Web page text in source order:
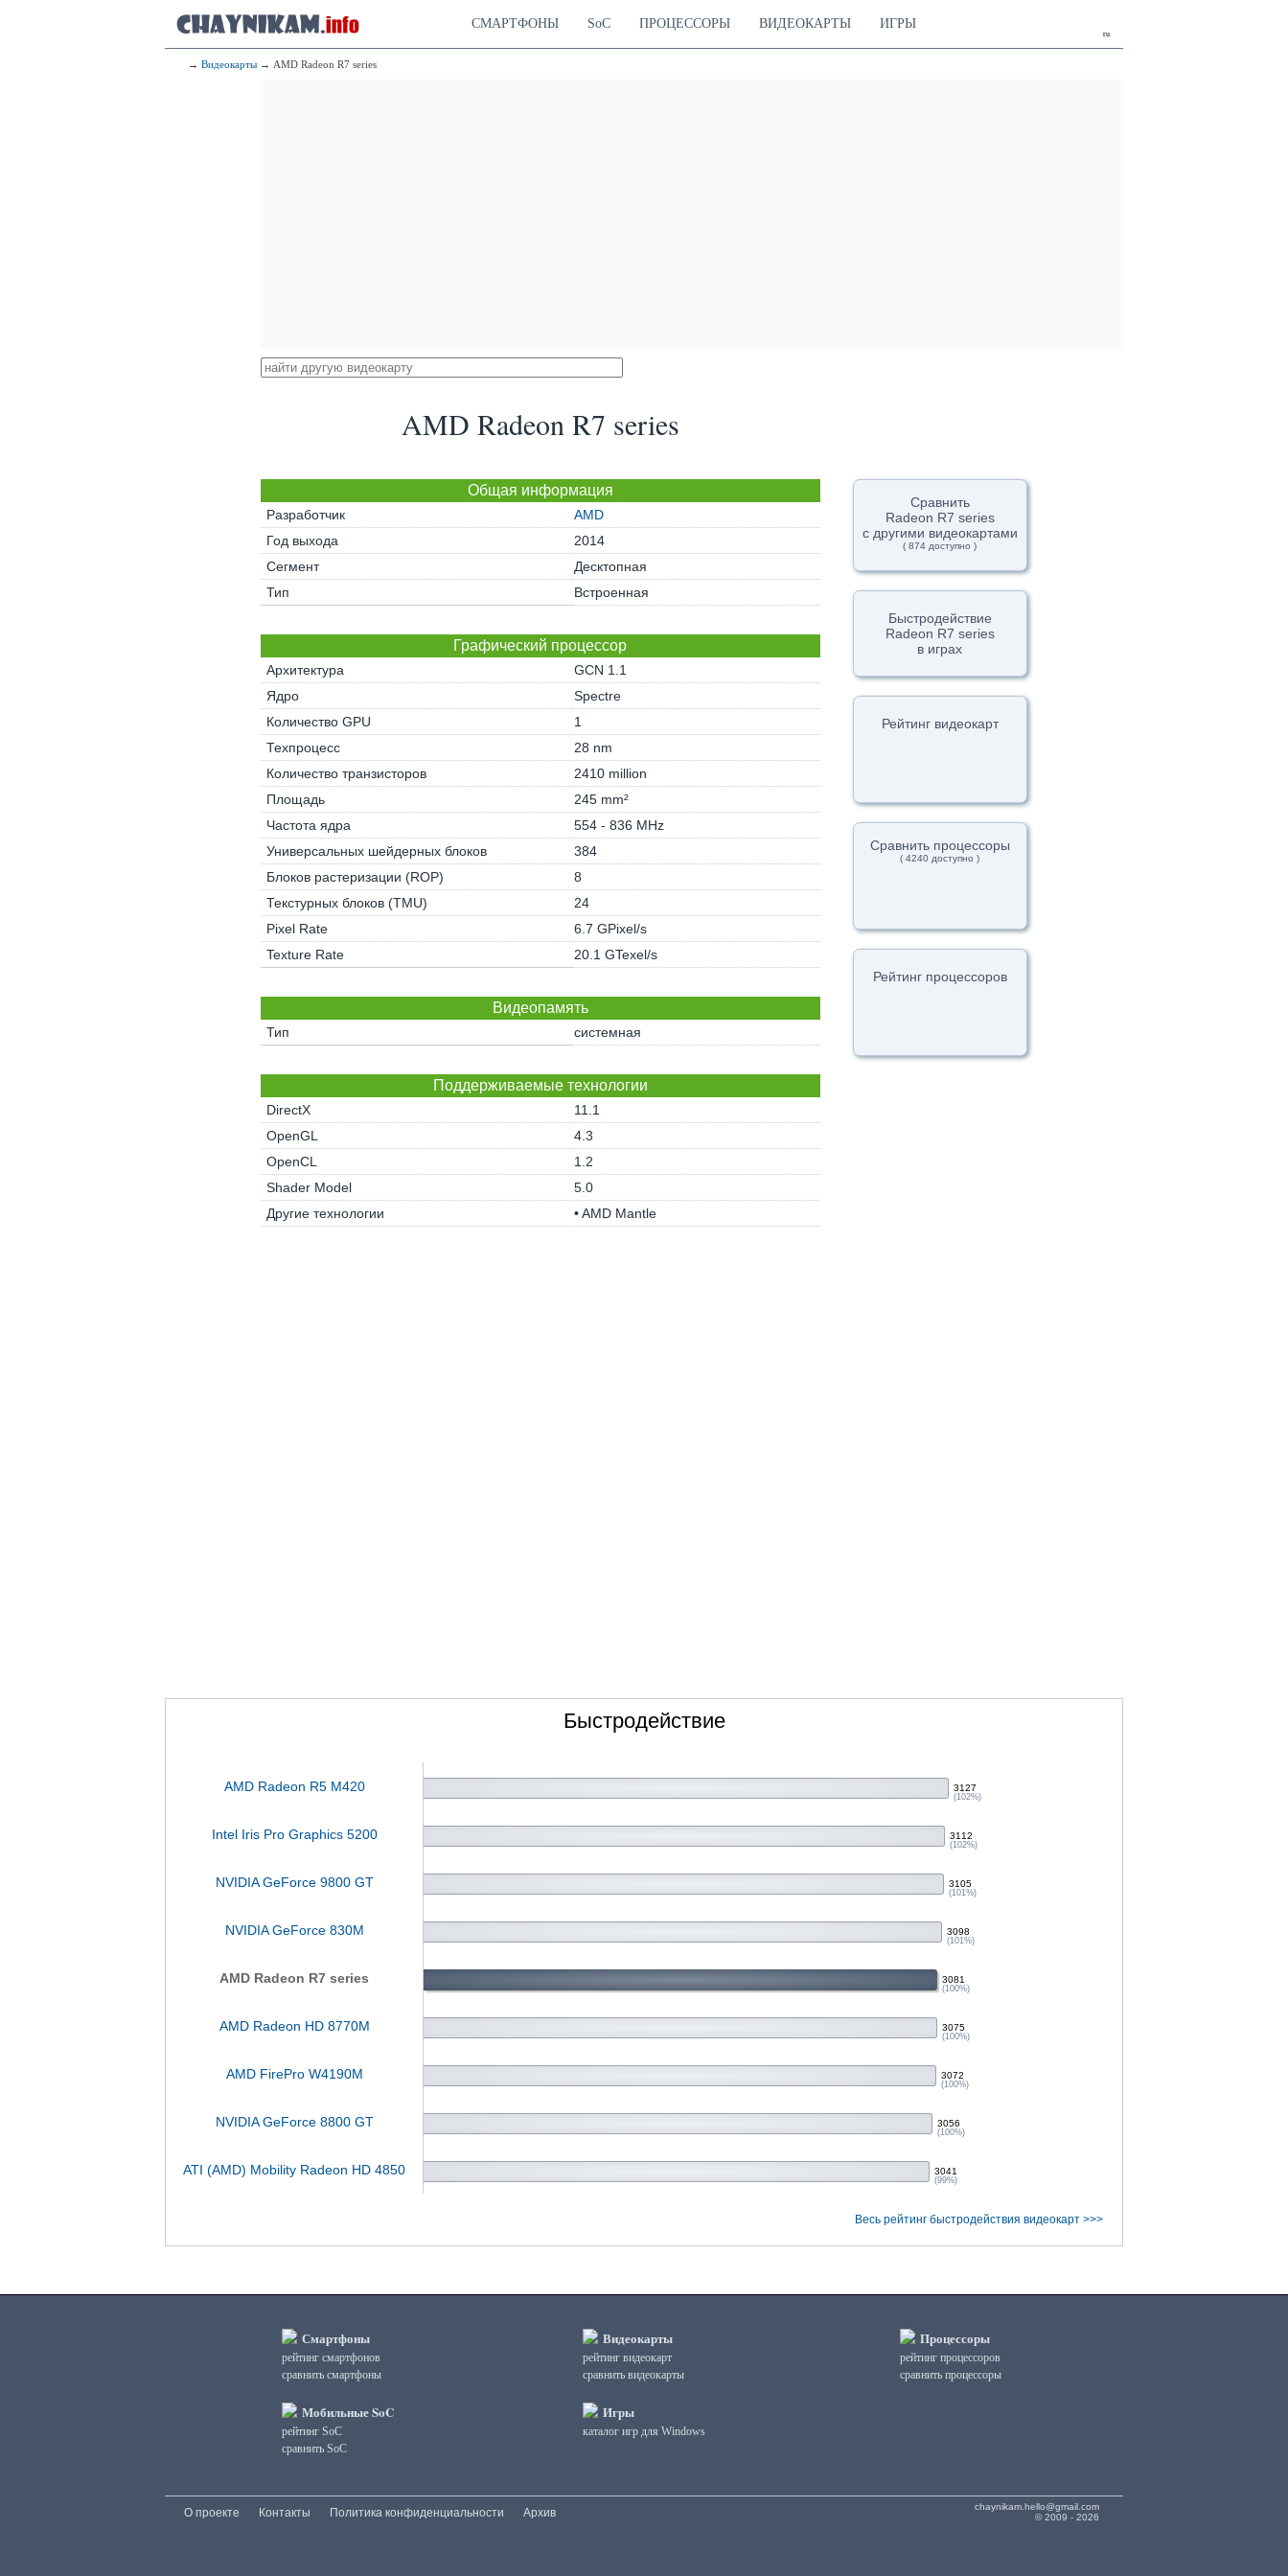
ru
СМАРТФОНЫ SoC ПРОЦЕССОРЫ ВИДЕОКАРТЫ ИГРЫ
→ Видеокарты → AMD Radeon R7 series
AMD Radeon R7 series
Общая информация
Разработчик
AMD
Год выхода
2014
Сегмент
Десктопная
Тип
Встроенная
Графический процессор
Архитектура
GCN 1.1
Ядро
Spectre
Количество GPU
1
Техпроцесс
28 nm
Количество транзисторов
2410 million
Площадь
245 mm²
Частота ядра
554 - 836 MHz
Универсальных шейдерных блоков
384
Блоков растеризации (ROP)
8
Текстурных блоков (TMU)
24
Pixel Rate
6.7 GPixel/s
Texture Rate
20.1 GTexel/s
Видеопамять
Тип системная
Поддерживаемые технологии
DirectX
11.1
OpenGL
4.3
OpenCL
1.2
Shader Model
5.0
Другие технологии
• AMD Mantle
Сравнить
Radeon R7 series
с другими видеокартами
( 874 доступно )
Быстродействие
Radeon R7 series
в играх
Рейтинг видеокарт
Сравнить процессоры
( 4240 доступно )
Рейтинг процессоров
Быстродействие
AMD Radeon R5 M420 3127
(102%)
Intel Iris Pro Graphics 5200 3112
(102%)
NVIDIA GeForce 9800 GT 3105
(101%)
NVIDIA GeForce 830M 3098
(101%)
AMD Radeon R7 series 3081
(100%)
AMD Radeon HD 8770M 3075
(100%)
AMD FirePro W4190M 3072
(100%)
NVIDIA GeForce 8800 GT 3056
(100%)
ATI (AMD) Mobility Radeon HD 4850 3041
(99%)
Весь рейтинг быстродействия видеокарт >>>
Смартфоны
рейтинг смартфонов
сравнить смартфоны
Мобильные SoC
рейтинг SoC
сравнить SoC
Видеокарты
рейтинг видеокарт
сравнить видеокарты
Игры
каталог игр для Windows
Процессоры
рейтинг процессоров
сравнить процессоры
chaynikam.hello@gmail.com
© 2009 - 2026
О проекте Контакты Политика конфиденциальности Архив